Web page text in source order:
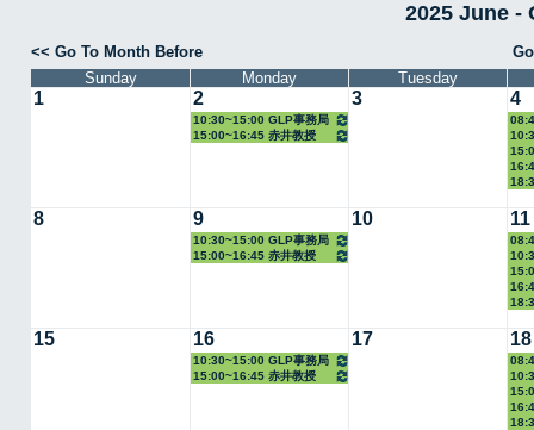
2025 June -
<< Go To Month Before
Sunday
Monday Tuesday
1 2
10:30~15:00 GLP事務局
15:00~16:45 赤井教授
3 4
8 9
10:30~15:00 GLP事務局
15:00~16:45 赤井教授
10 11
15 16
10:30~15:00 GLP事務局
15:00~16:45 赤井教授
17 18